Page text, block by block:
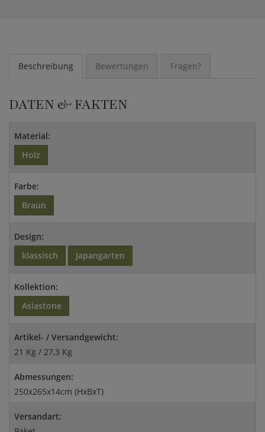
Beschreibung Bewertungen Fragen?
DATEN & FAKTEN
Material:
Holz
Farbe:
Braun
Design:
klassisch
Japangarten
Kollektion:
Asiastone
Artikel- / Versandgewicht:
21 Kg / 27,3 Kg
Abmessungen:
250x265x14cm (HxBxT)
Versandart: